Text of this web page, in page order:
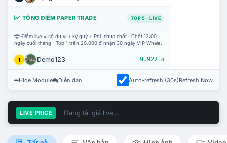
TỔNG ĐIỂM PAPER TRADE TOP 5 · LIVE
Điểm live = số dư ví + ký quỹ + PnL chưa chốt · Chốt 12:00
ngày cuối tháng · Top 1 trên 20.000 đ nhận 30 ngày VIP Whale.
1 Demo123 9.922 đ
Hide Module Diễn đàn Auto-refresh (30s)Refresh Now
LIVE PRICE Đang tải giá live...